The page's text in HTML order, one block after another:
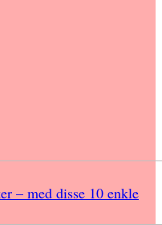
– med disse 10 enkle